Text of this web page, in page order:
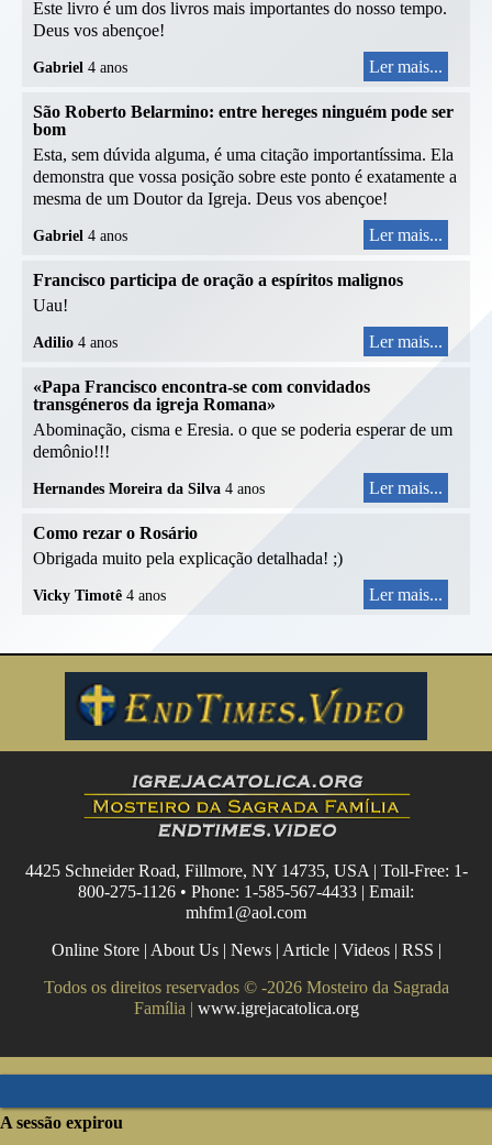
Este livro é um dos livros mais importantes do nosso tempo.
Deus vos abençoe!
Gabriel 4 anos Ler mais...
São Roberto Belarmino: entre hereges ninguém pode ser
bom
Esta, sem dúvida alguma, é uma citação importantíssima. Ela
demonstra que vossa posição sobre este ponto é exatamente a
mesma de um Doutor da Igreja. Deus vos abençoe!
Gabriel 4 anos Ler mais...
Francisco participa de oração a espíritos malignos
Uau!
Adilio 4 anos Ler mais...
«Papa Francisco encontra-se com convidados
transgéneros da igreja Romana»
Abominação, cisma e Eresia. o que se poderia esperar de um
demônio!!!
Hernandes Moreira da Silva 4 anos Ler mais...
Como rezar o Rosário
Obrigada muito pela explicação detalhada! ;)
Vicky Timotê 4 anos Ler mais...
4425 Schneider Road, Fillmore, NY 14735, USA | Toll-Free: 1-
800-275-1126 • Phone: 1-585-567-4433 | Email:
mhfm1@aol.com
Online Store| About Us| News| Article| Videos| RSS |
Todos os direitos reservados © -2026 Mosteiro da Sagrada
Família | www.igrejacatolica.org
A sessão expirou